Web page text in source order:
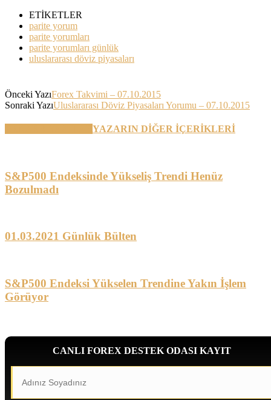
ETİKETLER
parite yorum
parite yorumları
parite yorumları günlük
uluslararası döviz piyasaları
Önceki YazıForex Takvimi – 07.10.2015
Sonraki YazıUluslararası Döviz Piyasaları Yorumu – 07.10.2015
YAZARIN DİĞER İÇERİKLERİ
S&P500 Endeksinde Yükseliş Trendi Henüz
Bozulmadı
01.03.2021 Günlük Bülten
S&P500 Endeksi Yükselen Trendine Yakın İşlem
Görüyor
CANLI FOREX DESTEK ODASI KAYIT